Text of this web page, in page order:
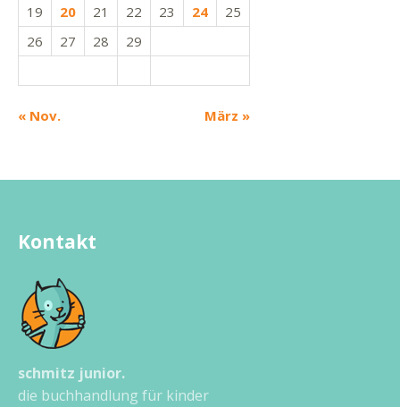
« Nov. März »
19
20 21 22 23 24
25
26
27 28 29
Kontakt
schmitz junior.
die buchhandlung für kinder